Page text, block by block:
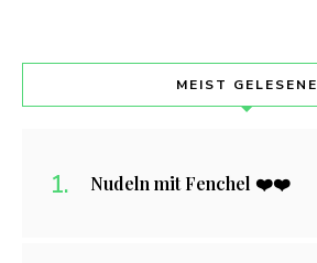
MEIST GELESENE
Nudeln mit Fenchel ❤️❤️